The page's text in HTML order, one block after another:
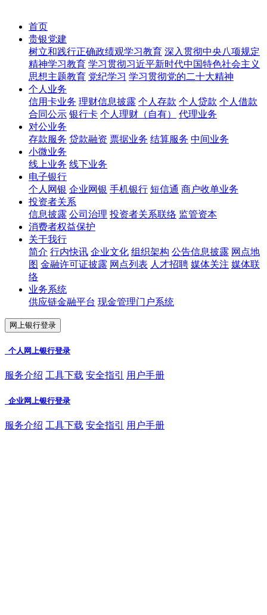
首页
贵银党建
树立和践行正确政绩观学习教育 深入贯彻中央八项规定
精神学习教育 学习贯彻习近平新时代中国特色社会主义
思想主题教育 党纪学习 学习贯彻党的二十大精神
个人业务
信用卡业务 理财信息披露 个人存款 个人贷款 个人借款
合同公示 银行卡 个人理财（自有）
代理业务
对公业务
存款服务 贷款融资 票据业务 结算服务 中间业务
小微业务
线上业务 线下业务
电子银行
个人网银 企业网银 手机银行 短信通 商户收单业务
投资者关系
信息披露 公司治理 投资者关系联络 监管资本
消费者权益保护
关于我行
简介 行内快讯 企业文化 组织架构 公告信息披露 网点地
图 金融许可证披露 网点列表 人才招聘 媒体关注 媒体联
络
业务系统
供应链金融平台 现金管理门户系统
网上银行登录
个人网上银行登录
服务介绍 工具下载 安全指引 用户手册
企业网上银行登录
服务介绍 工具下载 安全指引 用户手册